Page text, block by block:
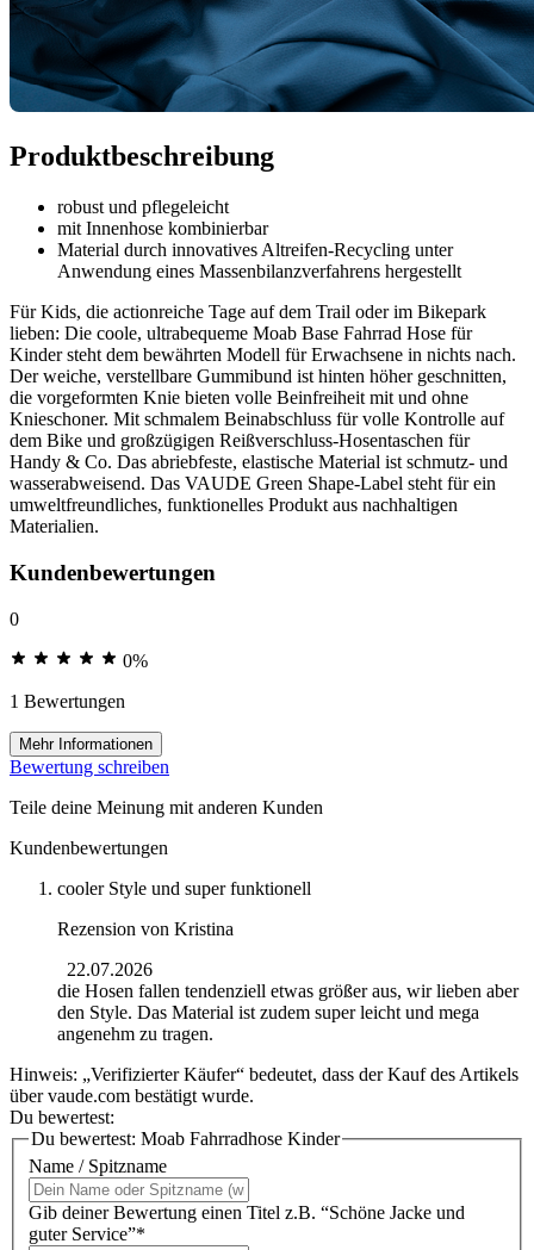
Produktbeschreibung
robust und pflegeleicht
mit Innenhose kombinierbar
Material durch innovatives Altreifen-Recycling unter
Anwendung eines Massenbilanzverfahrens hergestellt
Für Kids, die actionreiche Tage auf dem Trail oder im Bikepark
lieben: Die coole, ultrabequeme Moab Base Fahrrad Hose für
Kinder steht dem bewährten Modell für Erwachsene in nichts nach.
Der weiche, verstellbare Gummibund ist hinten höher geschnitten,
die vorgeformten Knie bieten volle Beinfreiheit mit und ohne
Knieschoner. Mit schmalem Beinabschluss für volle Kontrolle auf
dem Bike und großzügigen Reißverschluss-Hosentaschen für
Handy & Co. Das abriebfeste, elastische Material ist schmutz- und
wasserabweisend. Das VAUDE Green Shape-Label steht für ein
umweltfreundliches, funktionelles Produkt aus nachhaltigen
Materialien.
Kundenbewertungen
0
0%
1 Bewertungen
Mehr Informationen
Bewertung schreiben
Teile deine Meinung mit anderen Kunden
Kundenbewertungen
cooler Style und super funktionell
Rezension von Kristina
22.07.2026
die Hosen fallen tendenziell etwas größer aus, wir lieben aber
den Style. Das Material ist zudem super leicht und mega
angenehm zu tragen.
Hinweis: „Verifizierter Käufer“ bedeutet, dass der Kauf des Artikels
über vaude.com bestätigt wurde.
Du bewertest:
Du bewertest: Moab Fahrradhose Kinder
Name / Spitzname
Gib deiner Bewertung einen Titel z.B. “Schöne Jacke und
guter Service”*